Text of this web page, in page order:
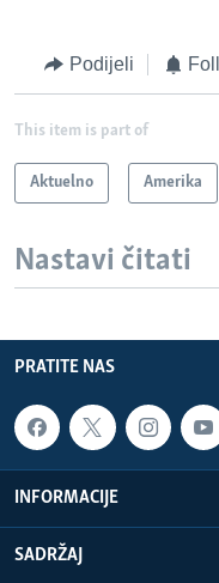
Podijeli
This item is part of
Aktuelno Amerika
Nastavi čitati
PRATITE NAS
INFORMACIJE
SADRŽAJ